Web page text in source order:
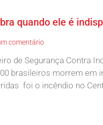
quando ele é
comentário
de Segurança Contra
brasileiros morrem em
foi o incêndio no